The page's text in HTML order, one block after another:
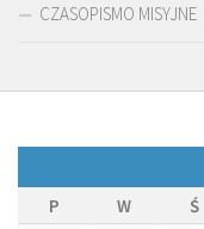
CZASOPISMO MISYJNE
P
W Ś